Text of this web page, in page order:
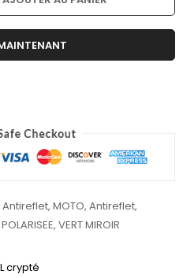
Antireflet, MOTO, Antireflet,
POLARISEE, VERT MIROIR
crypté